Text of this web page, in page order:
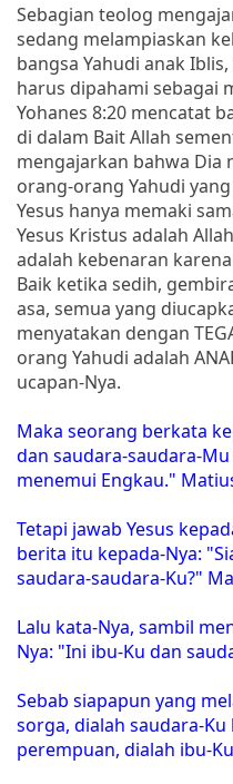
Sebagian teolog
sedang melampiaskan
bangsa Yahudi anak
harus dipahami sebagai
Yohanes 8:20 mencatat
di dalam Bait Allah
mengajarkan bahwa Dia
orang-orang Yahudi
Yesus hanya memaki
Yesus Kristus adalah
adalah kebenaran
Baik ketika sedih,
asa, semua yang
menyatakan dengan
orang Yahudi adalah
ucapan-Nya.
Maka seorang berkata
dan saudara-saudara-
menemui Engkau."
Tetapi jawab Yesus
berita itu kepada-Nya:
saudara-saudara-Ku?"
Lalu kata-Nya, sambil
Nya: "Ini ibu-Ku dan
Sebab siapapun yang
sorga, dialah saudara-
perempuan, dialah ibu-